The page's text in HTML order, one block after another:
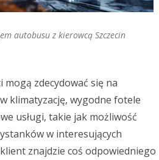
autobusu z kierowcą Szczecin
zdecydować się na
klimatyzację, wygodne fotele
usługi, takie jak możliwość
w interesujących
znajdzie coś odpowiedniego